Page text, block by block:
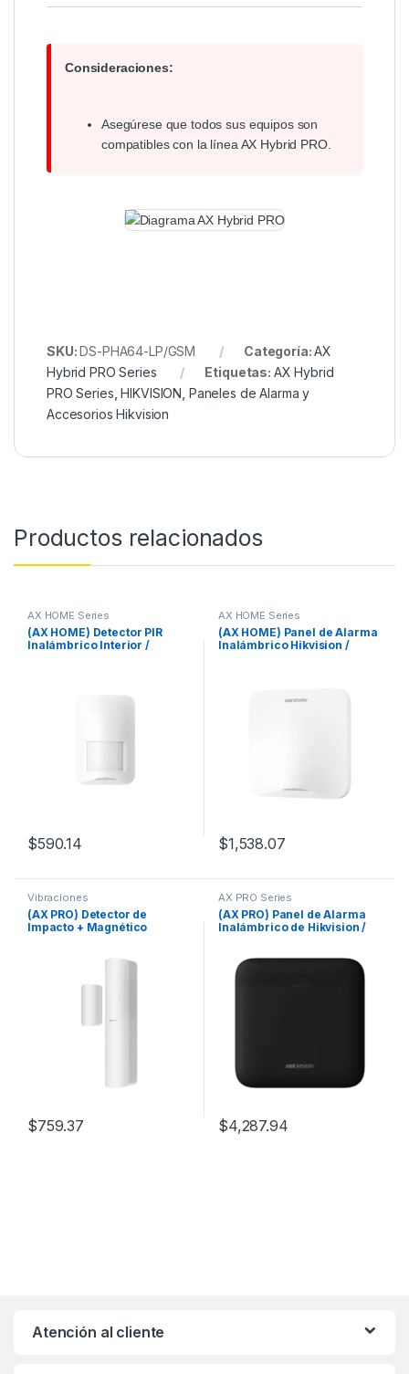
Consideraciones:
Asegúrese que todos sus equipos son
compatibles con la línea AX Hybrid PRO.
SKU:DS-PHA64-LP/GSM Categoría:AX
Hybrid PRO Series
Etiquetas: AX Hybrid
PRO Series ,HIKVISION Paneles de Alarma y
Accesorios Hikvision
Productos relacionados
AX HOME Series
(AX HOME) Detector PIR
Inalámbrico Interior /
$590.14
AX HOME Series
(AX HOME) Panel de Alarma
Inalámbrico Hikvision /
Connect6, Hik-Partner PRO
$1,538.07
Vibraciones
(AX PRO) Detector de
Impacto + Magnético
CABLEADOS / 3 en 1 /
$759.37
AX PRO Series
(AX PRO) Panel de Alarma
Inalámbrico de Hikvision /
Ethernet / Incluye Batería de
respaldo / Compatible con
$4,287.94
Atención al cliente